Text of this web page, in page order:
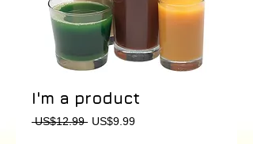
I'm a product
US$12.99 一US$9.99促